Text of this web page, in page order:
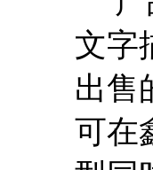
文字
出售
可在